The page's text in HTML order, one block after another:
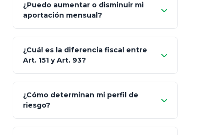
Seguros Monterrey
Skandia (Crea)
MetLife (MetaLife)
Prudential
¿Puedo aumentar o disminuir mi
aportación mensual?
¿Cuál es la diferencia fiscal entre
Art. 151 y Art. 93?
Art.
93
¿Cómo determinan mi perfil de
riesgo?